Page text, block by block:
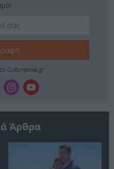
Culturenow.gr
Άρθρα